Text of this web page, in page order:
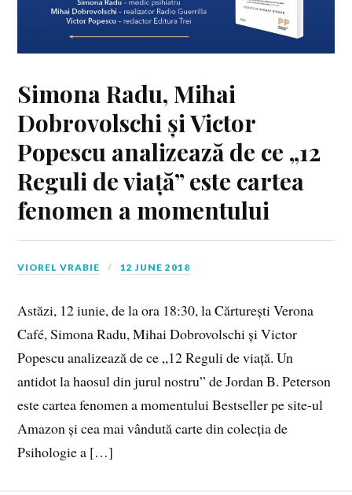
Simona Radu, Mihai
Dobrovolschi și Victor
Popescu analizează de ce „12
Reguli de viață” este cartea
fenomen a momentului
VIOREL VRABIE 12 JUNE 2018
Astăzi, 12 iunie, de la ora 18:30, la Cărturești Verona
Café, Simona Radu, Mihai Dobrovolschi și Victor
Popescu analizează de ce „12 Reguli de viață. Un
antidot la haosul din jurul nostru” de Jordan B. Peterson
este cartea fenomen a momentului Bestseller pe site-ul
Amazon și cea mai vândută carte din colecția de
Psihologie a […]